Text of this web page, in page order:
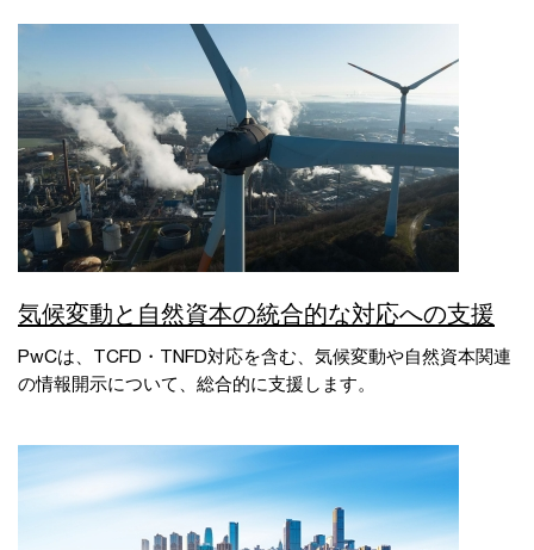
気候変動と自然資本の統合的な対応への支援
PwCは、TCFD・TNFD対応を含む、気候変動や自然資本関連
の情報開示について、総合的に支援します。